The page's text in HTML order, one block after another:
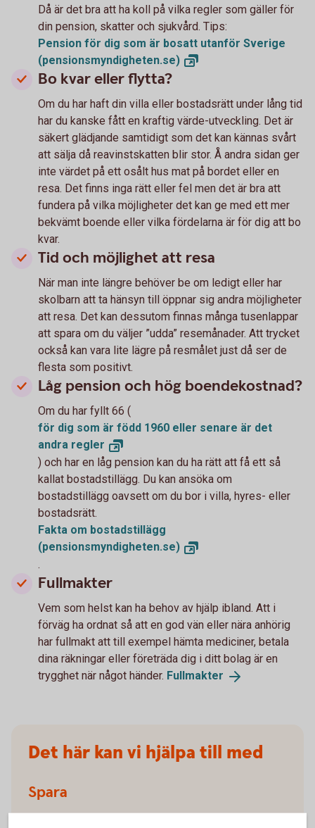
Då är det bra att ha koll på vilka regler som gäller för
din pension, skatter och sjukvård. Tips:
Pension för dig som är bosatt utanför Sverige
(pensionsmyndigheten.se)
Bo kvar eller flytta?
Om du har haft din villa eller bostadsrätt under lång tid
har du kanske fått en kraftig värde-utveckling. Det är
säkert glädjande samtidigt som det kan kännas svårt
att sälja då reavinstskatten blir stor. Å andra sidan ger
inte värdet på ett osålt hus mat på bordet eller en
resa. Det finns inga rätt eller fel men det är bra att
fundera på vilka möjligheter det kan ge med ett mer
bekvämt boende eller vilka fördelarna är för dig att bo
kvar.
Tid och möjlighet att resa
När man inte längre behöver be om ledigt eller har
skolbarn att ta hänsyn till öppnar sig andra möjligheter
att resa. Det kan dessutom finnas många tusenlappar
att spara om du väljer ”udda” resemånader. Att trycket
också kan vara lite lägre på resmålet just då ser de
flesta som positivt.
Låg pension och hög boendekostnad?
Om du har fyllt 66 (
för dig som är född 1960 eller senare är det
andra regler
) och har en låg pension kan du ha rätt att få ett så
kallat bostadstillägg. Du kan ansöka om
bostadstillägg oavsett om du bor i villa, hyres- eller
bostadsrätt.
Fakta om bostadstillägg
(pensionsmyndigheten.se)
.
Fullmakter
Vem som helst kan ha behov av hjälp ibland. Att i
förväg ha ordnat så att en god vän eller nära anhörig
har fullmakt att till exempel hämta mediciner, betala
dina räkningar eller företräda dig i ditt bolag är en
trygghet när något händer. Fullmakter
Det här kan vi hjälpa till med
Spara